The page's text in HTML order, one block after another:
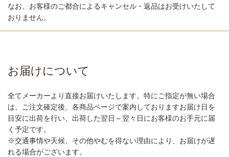
なお、お客様のご都合によるキャンセル・返品はお受けいたして
おりません。
お届けについて
全てメーカーより直接お届けいたします。特にご指定が無い場合
は、ご注文確定後、各商品ページで案内しておりますお届け日を
目安に出荷を行い、出荷した翌日～翌々日にお客様のお手元に届
く予定です。
※交通事情や天候、その他やむを得ない理由により、お届けが遅
れる場合がございます。